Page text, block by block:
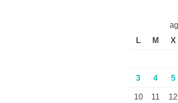
L
M X
3 4 5
10 11 12